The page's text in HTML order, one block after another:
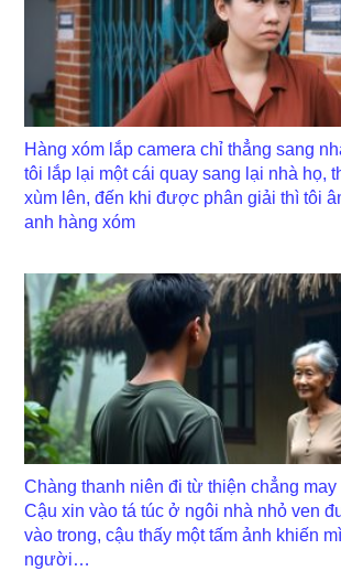
Hàng xóm lắp camera chỉ thẳng sang
tôi lắp lại một cái quay sang lại nhà họ,
xùm lên, đến khi được phân giải thì tôi
anh hàng xóm
Chàng thanh niên đi từ thiện chẳng
Cậu xin vào tá túc ở ngôi nhà nhỏ ven
vào trong, cậu thấy một tấm ảnh khiến
người…